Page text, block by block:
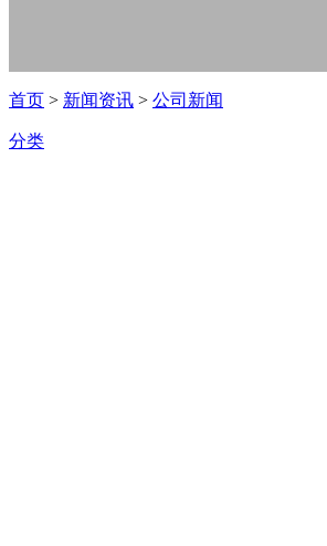
首页 > 新闻资讯 > 公司新闻
分类